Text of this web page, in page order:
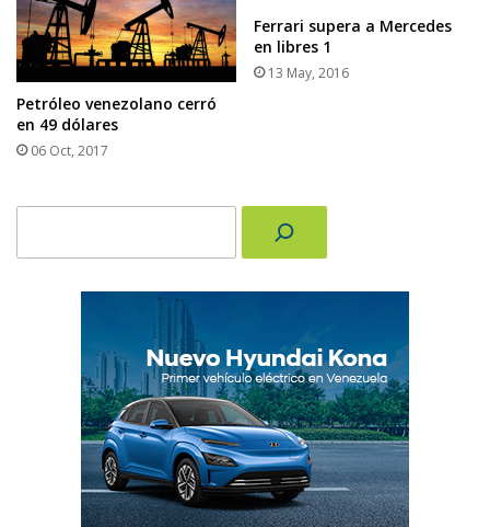
Petróleo venezolano cerró
en 49 dólares
06 Oct, 2017
Ferrari supera a Mercedes
en libres 1
13 May, 2016